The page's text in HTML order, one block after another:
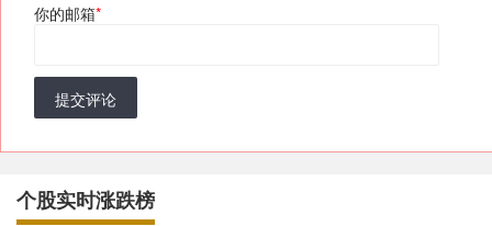
你的邮箱*
提交评论
个股实时涨跌榜